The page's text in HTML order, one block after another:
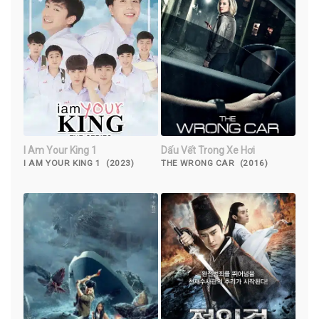
I Am Your King 1
I AM YOUR KING 1 (2023)
Dấu Vết Trong Xe Hơi
THE WRONG CAR (2016)